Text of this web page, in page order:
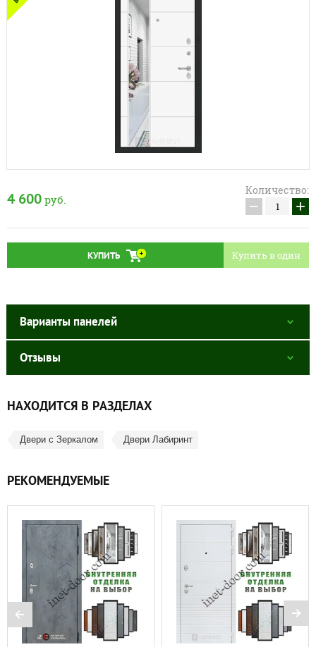
4 600 руб.
Количество:
− +
КУПИТЬ
Купить в один
Варианты панелей
Отзывы
НАХОДИТСЯ В РАЗДЕЛАХ
Двери с Зеркалом Двери Лабиринт
РЕКОМЕНДУЕМЫЕ